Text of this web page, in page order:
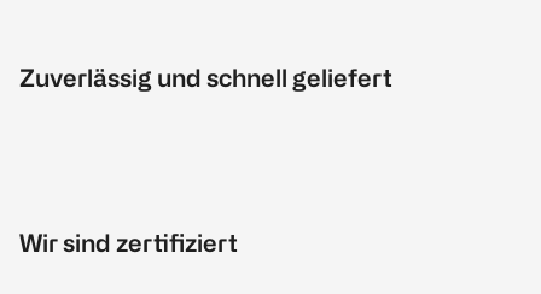
Zuverlässig und schnell geliefert
Wir sind zertifiziert